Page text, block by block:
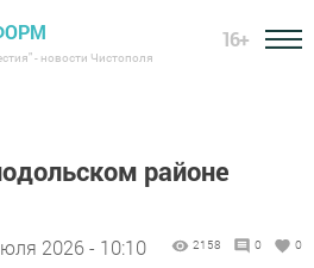
- новости Чистополя
16+
районе
2026 - 10:10 2158 0 0